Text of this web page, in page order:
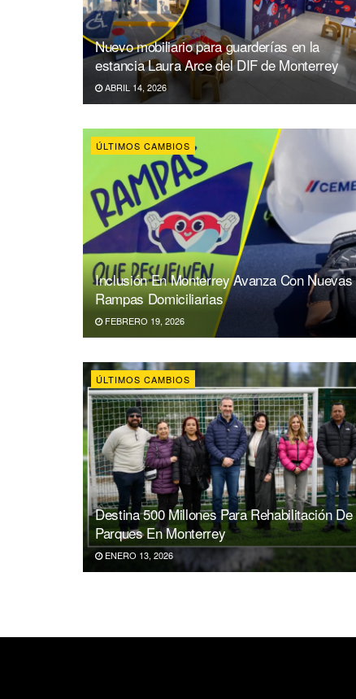
Nuevo mobiliario para guarderías en la
estancia Laura Arce del DIF de Monterrey
ABRIL 14, 2026
ÚLTIMOS CAMBIOS
Inclusión En Monterrey Avanza Con Nuevas
Rampas Domiciliarias
FEBRERO 19, 2026
ÚLTIMOS CAMBIOS
Destina 500 Millones Para Rehabilitación De
Parques En Monterrey
ENERO 13, 2026